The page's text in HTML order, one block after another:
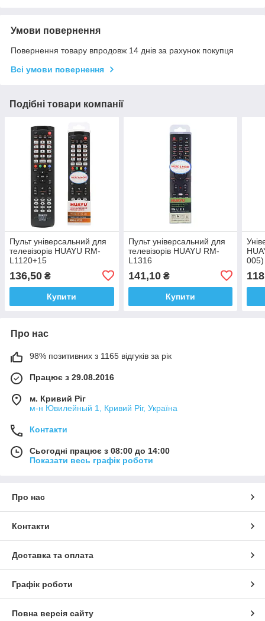
Умови повернення
Повернення товару впродовж 14 днів за рахунок покупця
Всі умови повернення
Подібні товари компанії
Пульт універсальний для
телевізорів HUAYU RM-
L1120+15
136,50 ₴
Купити
Пульт універсальний для
телевізорів HUAYU RM-
L1316
141,10₴
Купити
Про нас
98% позитивних з 1165 відгуків за рік
Працює з 29.08.2016
м. Кривий Ріг
м-н Ювилейный 1, Кривий Ріг, Україна
Контакти
Сьогодні працює з 08:00 до 14:00
Показати весь графік роботи
Про нас
Контакти
Доставка та оплата
Графік роботи
Повна версія сайту